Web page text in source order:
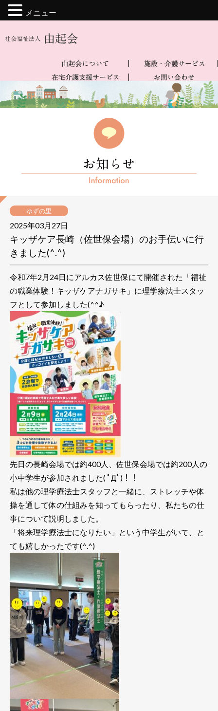
ゆずの里
2025年03月27日
キッザケア長崎（佐世保会場）のお手伝いに行
きました(^.^)
令和7年2月24日にアルカス佐世保にて開催された「福祉
の職業体験！キッザケアナガサキ」に理学療法士スタッ
フとして参加しました(^^♪
先日の長崎会場では約400人、佐世保会場では約200人の
小中学生が参加されました( ﾟДﾟ)！！
私は他の理学療法士スタッフと一緒に、ストレッチや体
操を通して体の仕組みを知ってもらったり、私たちの仕
事について説明しました。
「将来理学療法士になりたい」という中学生がいて、と
ても嬉しかったです(^.^)
メニュー